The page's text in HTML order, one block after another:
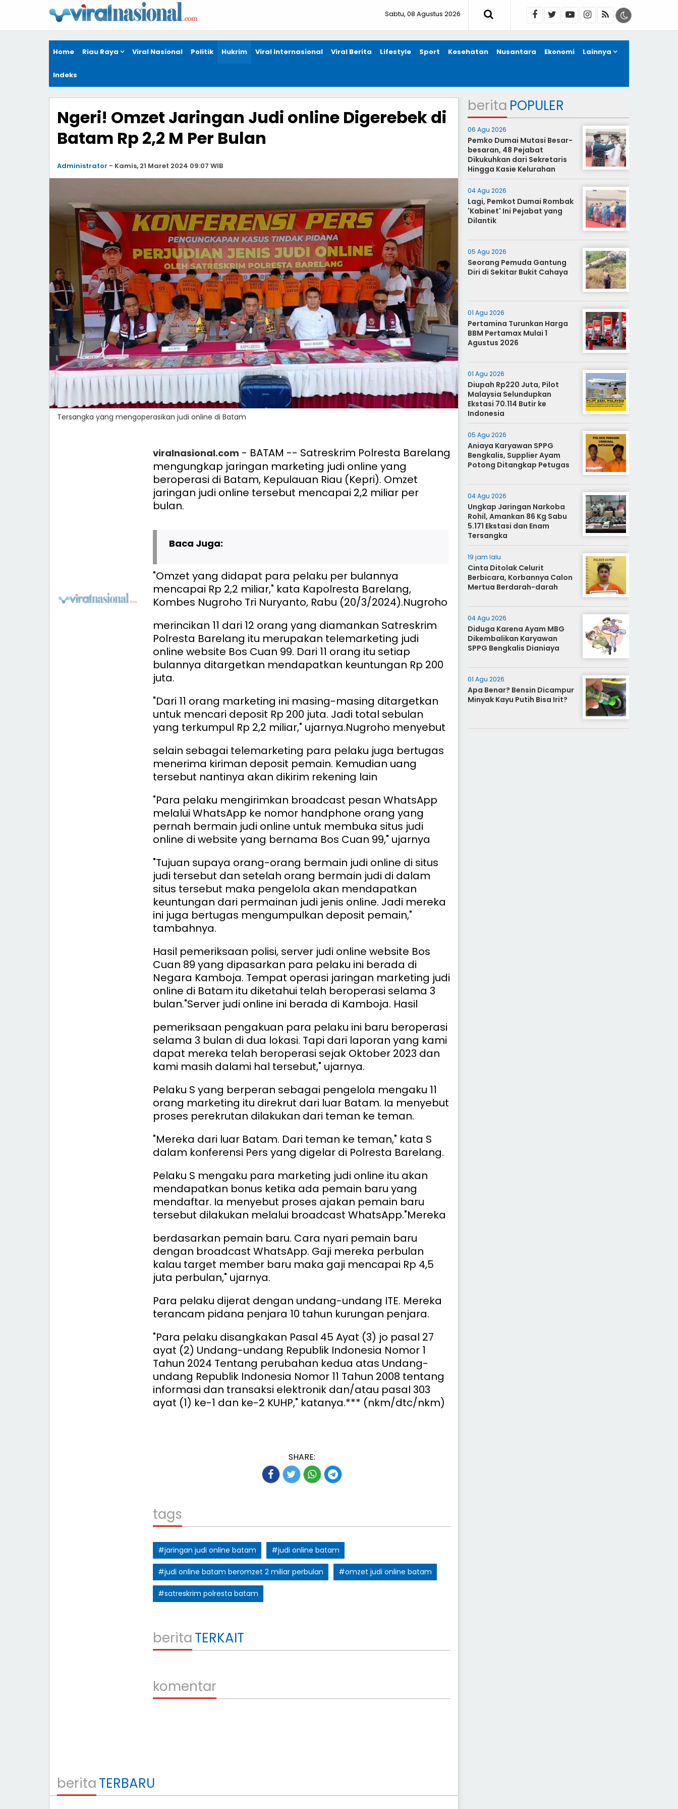
Sabtu, 08 Agustus 2026
Home Riau Raya Viral Nasional Politik Hukrim Viral Internasional Viral Berita Lifestyle Sport Kesehatan Nusantara Ekonomi Lainnya
Indeks
Ngeri! Omzet Jaringan Judi online Digerebek di
Batam Rp 2,2 M Per Bulan
Administrator - Kamis, 21 Maret 2024 09:07 WIB
Tersangka yang mengoperasikan judi online di Batam
viralnasional.com - BATAM -- Satreskrim Polresta Barelang
mengungkap jaringan marketing judi online yang
beroperasi di Batam, Kepulauan Riau (Kepri). Omzet
jaringan judi online tersebut mencapai 2,2 miliar per
bulan.
Baca Juga:
"Omzet yang didapat para pelaku per bulannya
mencapai Rp 2,2 miliar," kata Kapolresta Barelang,
Kombes Nugroho Tri Nuryanto, Rabu (20/3/2024).Nugroho
merincikan 11 dari 12 orang yang diamankan Satreskrim
Polresta Barelang itu merupakan telemarketing judi
online website Bos Cuan 99. Dari 11 orang itu setiap
bulannya ditargetkan mendapatkan keuntungan Rp 200
juta.
"Dari 11 orang marketing ini masing-masing ditargetkan
untuk mencari deposit Rp 200 juta. Jadi total sebulan
yang terkumpul Rp 2,2 miliar," ujarnya.Nugroho menyebut
selain sebagai telemarketing para pelaku juga bertugas
menerima kiriman deposit pemain. Kemudian uang
tersebut nantinya akan dikirim rekening lain
"Para pelaku mengirimkan broadcast pesan WhatsApp
melalui WhatsApp ke nomor handphone orang yang
pernah bermain judi online untuk membuka situs judi
online di website yang bernama Bos Cuan 99," ujarnya
"Tujuan supaya orang-orang bermain judi online di situs
judi tersebut dan setelah orang bermain judi di dalam
situs tersebut maka pengelola akan mendapatkan
keuntungan dari permainan judi jenis online. Jadi mereka
ini juga bertugas mengumpulkan deposit pemain,"
tambahnya.
Hasil pemeriksaan polisi, server judi online website Bos
Cuan 89 yang dipasarkan para pelaku ini berada di
Negara Kamboja. Tempat operasi jaringan marketing judi
online di Batam itu diketahui telah beroperasi selama 3
bulan."Server judi online ini berada di Kamboja. Hasil
pemeriksaan pengakuan para pelaku ini baru beroperasi
selama 3 bulan di dua lokasi. Tapi dari laporan yang kami
dapat mereka telah beroperasi sejak Oktober 2023 dan
kami masih dalami hal tersebut," ujarnya.
Pelaku S yang berperan sebagai pengelola mengaku 11
orang marketing itu direkrut dari luar Batam. Ia menyebut
proses perekrutan dilakukan dari teman ke teman.
"Mereka dari luar Batam. Dari teman ke teman," kata S
dalam konferensi Pers yang digelar di Polresta Barelang.
Pelaku S mengaku para marketing judi online itu akan
mendapatkan bonus ketika ada pemain baru yang
mendaftar. Ia menyebut proses ajakan pemain baru
tersebut dilakukan melalui broadcast WhatsApp."Mereka
berdasarkan pemain baru. Cara nyari pemain baru
dengan broadcast WhatsApp. Gaji mereka perbulan
kalau target member baru maka gaji mencapai Rp 4,5
juta perbulan," ujarnya.
Para pelaku dijerat dengan undang-undang ITE. Mereka
terancam pidana penjara 10 tahun kurungan penjara.
"Para pelaku disangkakan Pasal 45 Ayat (3) jo pasal 27
ayat (2) Undang-undang Republik Indonesia Nomor 1
Tahun 2024 Tentang perubahan kedua atas Undang-
undang Republik Indonesia Nomor 11 Tahun 2008 tentang
informasi dan transaksi elektronik dan/atau pasal 303
ayat (1) ke-1 dan ke-2 KUHP," katanya.*** (nkm/dtc/nkm)
SHARE:
tags
#jaringan judi online batam #judi online batam
#judi online batam beromzet 2 miliar perbulan #omzet judi online batam
#satreskrim polresta batam
beritaTERKAIT
komentar
beritaTERBARU
berita POPULER
06 Agu 2026
Pemko Dumai Mutasi Besar-
besaran, 48 Pejabat
Dikukuhkan dari Sekretaris
Hingga Kasie Kelurahan
04 Agu 2026
Lagi, Pemkot Dumai Rombak
'Kabinet' Ini Pejabat yang
Dilantik
05 Agu 2026
Seorang Pemuda Gantung
Diri di Sekitar Bukit Cahaya
01 Agu 2026
Pertamina Turunkan Harga
BBM Pertamax Mulai 1
Agustus 2026
01 Agu 2026
Diupah Rp220 Juta, Pilot
Malaysia Selundupkan
Ekstasi 70.114 Butir ke
Indonesia
05 Agu 2026
Aniaya Karyawan SPPG
Bengkalis, Supplier Ayam
Potong Ditangkap Petugas
04 Agu 2026
Ungkap Jaringan Narkoba
Rohil, Amankan 86 Kg Sabu
5.171 Ekstasi dan Enam
Tersangka
19 jam lalu
Cinta Ditolak Celurit
Berbicara, Korbannya Calon
Mertua Berdarah-darah
04 Agu 2026
Diduga Karena Ayam MBG
Dikembalikan Karyawan
SPPG Bengkalis Dianiaya
01 Agu 2026
Apa Benar? Bensin Dicampur
Minyak Kayu Putih Bisa Irit?